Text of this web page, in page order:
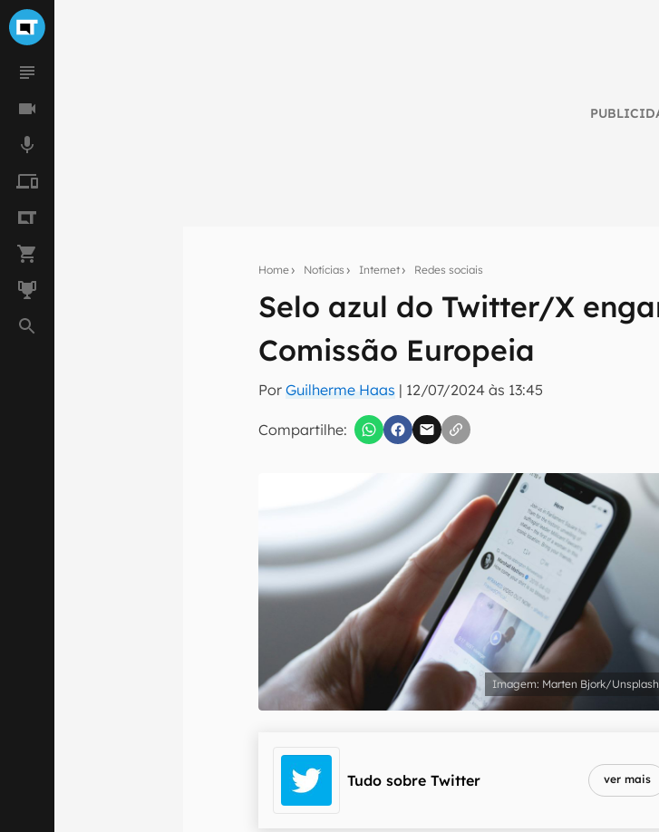
Home Notícias Internet Redes sociais
Selo azul do Twitter/X
Comissão Europeia
PorGuilherme Haas | 12/07/2024 às 13:45
Compartilhe:
Seu resumo inteligente do mundo tech!
Assine a newsletter do Canaltech e receba notícias e
inscreva-se
Confirmo que li, aceito e concordo com os Termos de Uso e
Marten Bjork/Unsplash
Tudo sobre Twitter ver mais